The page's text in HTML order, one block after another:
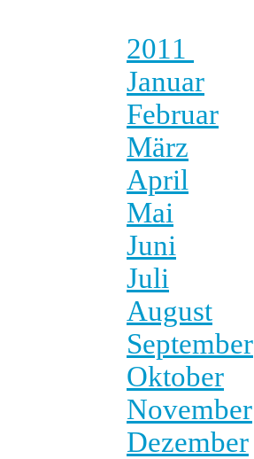
2011
Januar
Februar
März
April
Mai
Juni
Juli
August
September
Oktober
November
Dezember